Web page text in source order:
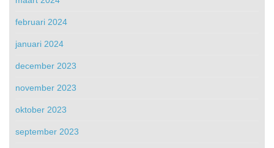
februari 2024
januari 2024
december 2023
november 2023
oktober 2023
september 2023